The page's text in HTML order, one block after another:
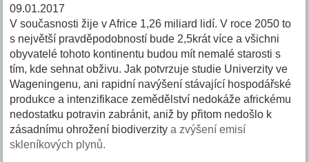
09.01.2017
V současnosti žije v Africe 1,26 miliard lidí. V roce 2050 to
s největší pravděpodobností bude 2,5krát více a všichni
obyvatelé tohoto kontinentu budou mít nemalé starosti s
tím, kde sehnat obživu. Jak potvrzuje studie Univerzity ve
Wageningenu, ani rapidní navýšení stávající hospodářské
produkce a intenzifikace zemědělství nedokáže africkému
nedostatku potravin zabránit, aniž by přitom nedošlo k
zásadnímu ohrožení biodiverzitya zvýšení emisí
skleníkových plynů.